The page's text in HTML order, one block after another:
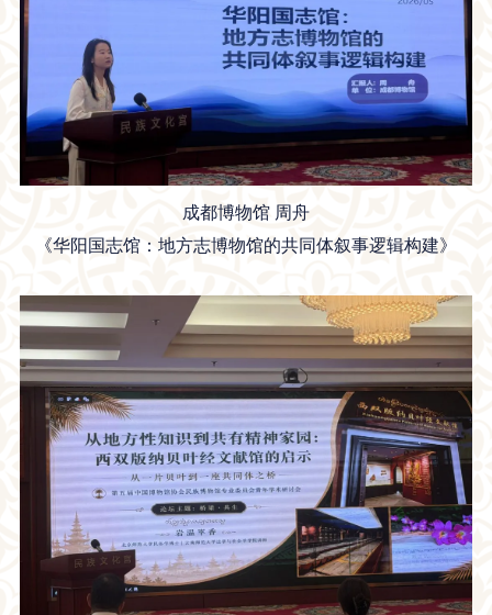
成都博物馆 周舟
《华阳国志馆：地方志博物馆的共同体叙事逻辑构建》